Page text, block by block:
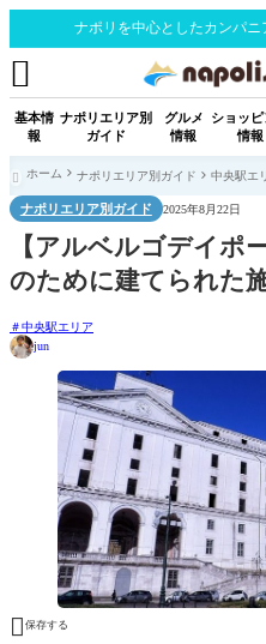
ナポリを中心としたカンパ
基本情
報
ナポリエリア別
ガイド
グルメ
情報
ショッ
情報

 ホーム ナポリエリア別ガイド 中央駅エ
ナポリエリア別ガイド 2025年8月22日
【アルベルゴデイポ
のために建てられた
中央駅エリア
jun
 保存する